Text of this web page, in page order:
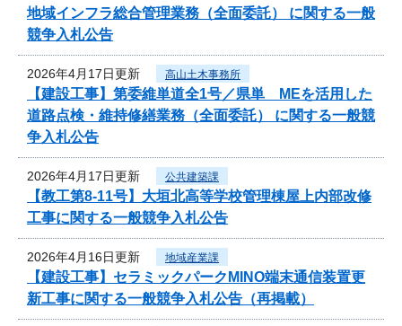
地域インフラ総合管理業務（全面委託） に関する一般
競争入札公告
2026年4月17日更新 高山土木事務所
【建設工事】第委維単道全1号／県単 MEを活用した
道路点検・維持修繕業務（全面委託） に関する一般競
争入札公告
2026年4月17日更新 公共建築課
【教工第8-11号】大垣北高等学校管理棟屋上内部改修
工事に関する一般競争入札公告
2026年4月16日更新 地域産業課
【建設工事】セラミックパークMINO端末通信装置更
新工事に関する一般競争入札公告（再掲載）